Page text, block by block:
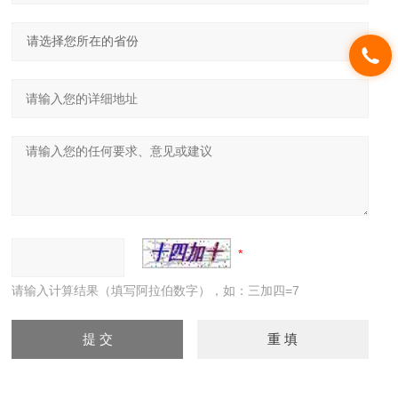
请输入计算结果（填写阿拉伯数字），如：三加四=7